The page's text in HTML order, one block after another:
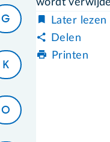
G
K
O
wordt
Later lezen
Delen
Printen